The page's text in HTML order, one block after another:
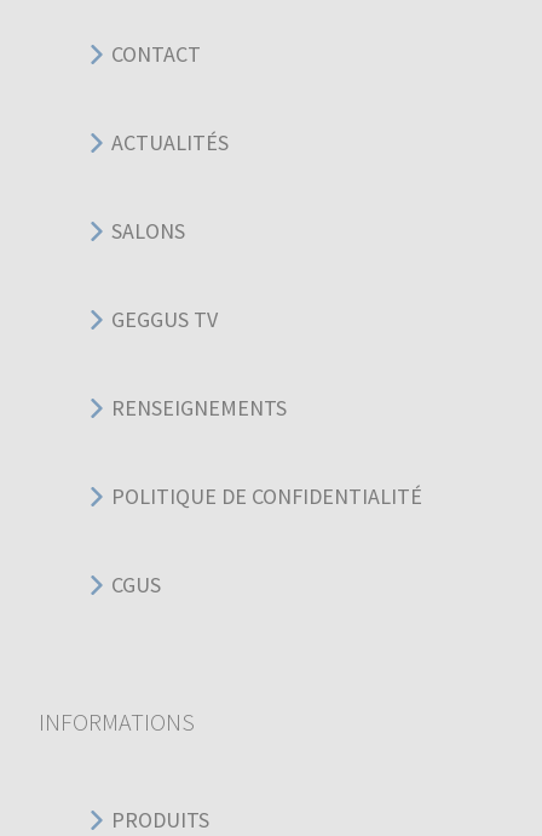
CONTACT
ACTUALITÉS
SALONS
GEGGUS TV
RENSEIGNEMENTS
POLITIQUE DE CONFIDENTIALITÉ
CGUS
INFORMATIONS
PRODUITS